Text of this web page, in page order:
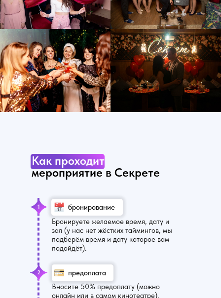
бронирование
Бронируете желаемое время, дату и
зал (у нас нет жёстких таймингов, мы
подберём время и дату которое вам
подойдёт).
предоплата
Вносите 50% предоплату (можно
онлайн или в самом кинотеатре).
1
2
Как проходит
мероприятие в Секрете